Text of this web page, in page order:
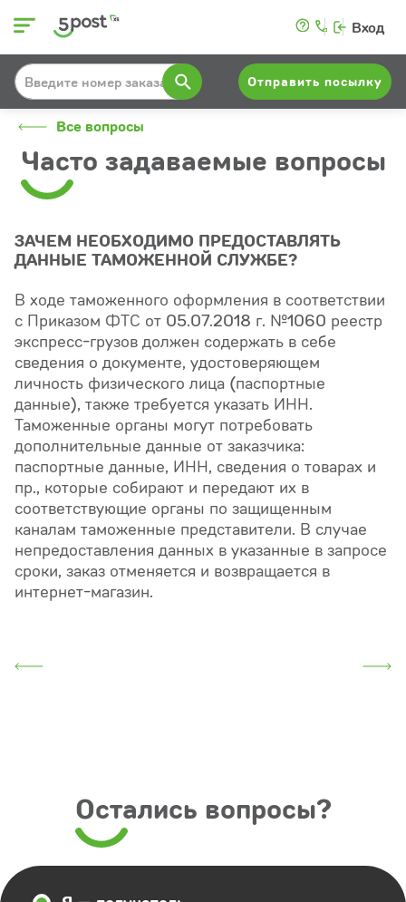
Вход
Отправить посылку
Все вопросы
Часто задаваемые вопросы
ЗАЧЕМ НЕОБХОДИМО ПРЕДОСТАВЛЯТЬ
ДАННЫЕ ТАМОЖЕННОЙ СЛУЖБЕ?
В ходе таможенного оформления в соответствии
с Приказом ФТС от 05.07.2018 г. №1060 реестр
экспресс-грузов должен содержать в себе
сведения о документе, удостоверяющем
личность физического лица (паспортные
данные), также требуется указать ИНН.
Таможенные органы могут потребовать
дополнительные данные от заказчика:
паспортные данные, ИНН, сведения о товарах и
пр., которые собирают и передают их в
соответствующие органы по защищенным
каналам таможенные представители. В случае
непредоставления данных в указанные в запросе
сроки, заказ отменяется и возвращается в
интернет-магазин.
Остались вопросы?